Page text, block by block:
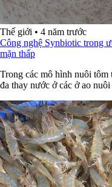
Thế giới • 4 năm trước
Công nghệ Synbiotic trong
mặn thấp
Trong các mô hình nuôi tôm
đa thay nước ở các ở ao nuôi